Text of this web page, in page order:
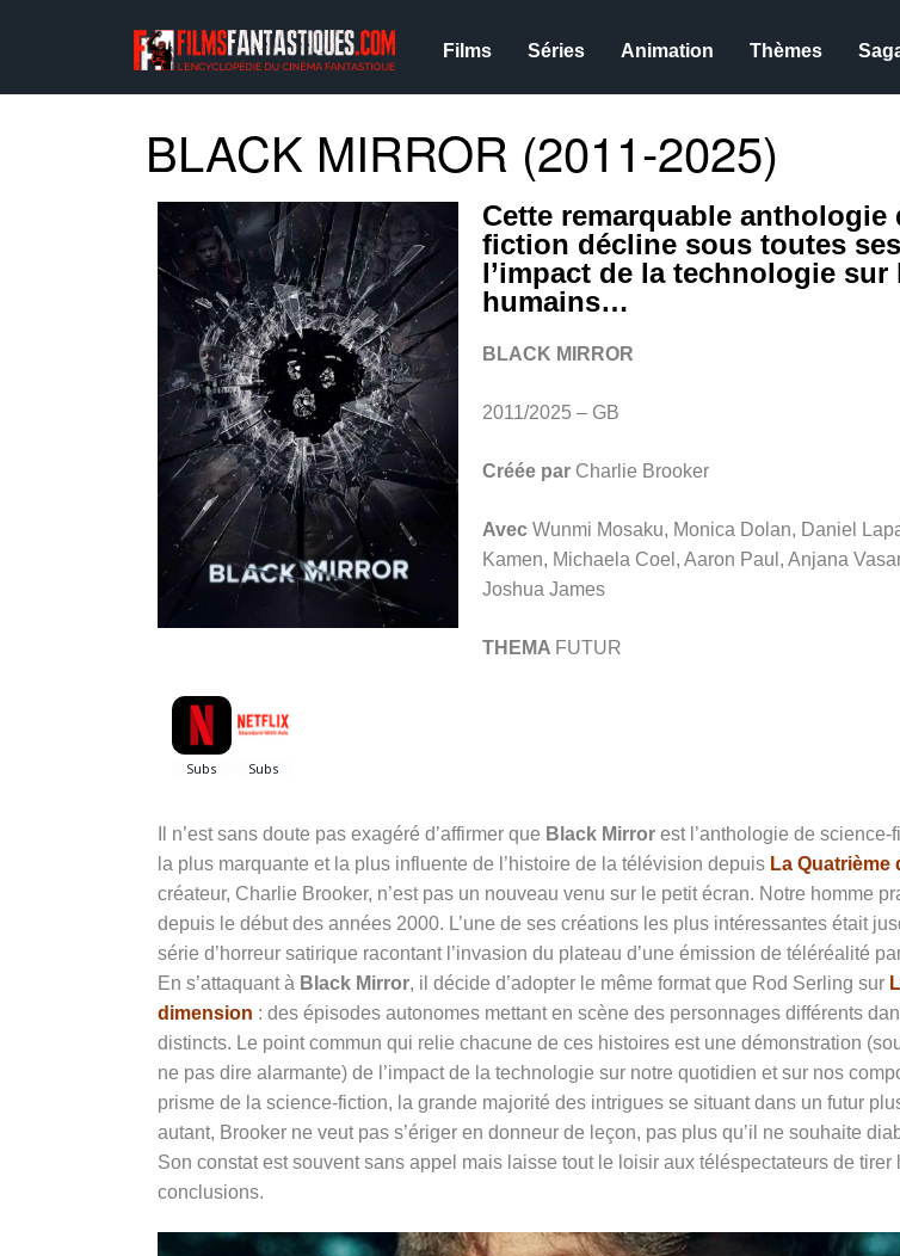
Films Séries Animation Thèmes
BLACK MIRROR (2011-2025)
Cette remarquable anthologie
fiction décline sous toutes
l’impact de la technologie sur
humains…
BLACK MIRROR
2011/2025 – GB
Créée par Charlie Brooker
Avec Wunmi Mosaku, Monica Dolan, Daniel
Kamen, Michaela Coel, Aaron Paul, Anjana
Joshua James
THEMA FUTUR
Il n’est sans doute pas exagéré d’affirmer que Black Mirror est l’anthologie de
la plus marquante et la plus influente de l’histoire de la télévision depuis La Quatrième
créateur, Charlie Brooker, n’est pas un nouveau venu sur le petit écran. Notre homme
depuis le début des années 2000. L’une de ses créations les plus intéressantes était
série d’horreur satirique racontant l’invasion du plateau d’une émission de téléréalité
En s’attaquant à Black Mirror, il décide d’adopter le même format que Rod Serling sur
dimension : des épisodes autonomes mettant en scène des personnages différents
distincts. Le point commun qui relie chacune de ces histoires est une démonstration
ne pas dire alarmante) de l’impact de la technologie sur notre quotidien et sur nos
prisme de la science-fiction, la grande majorité des intrigues se situant dans un futur
autant, Brooker ne veut pas s’ériger en donneur de leçon, pas plus qu’il ne souhaite
Son constat est souvent sans appel mais laisse tout le loisir aux téléspectateurs de tirer
conclusions.